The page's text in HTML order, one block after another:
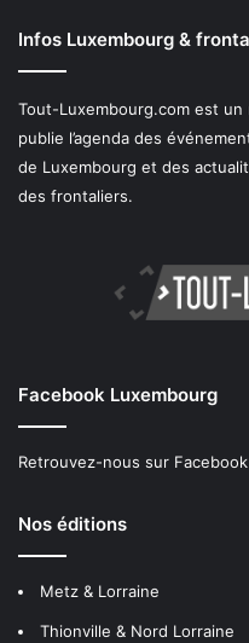
Infos Luxembourg &
Tout-Luxembourg.com est
publie l’agenda des
de Luxembourg et des
des frontaliers.
Facebook Luxembourg
Retrouvez-nous sur Facebook
Nos éditions
Metz & Lorraine
Thionville & Nord Lorraine